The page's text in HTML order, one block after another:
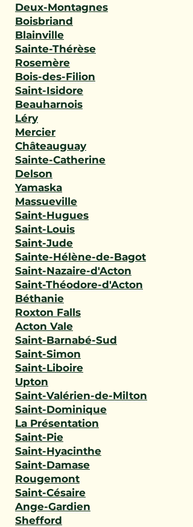
Deux-Montagnes
Boisbriand
Blainville
Sainte-Thérèse
Rosemère
Bois-des-Filion
Saint-Isidore
Beauharnois
Léry
Mercier
Châteauguay
Sainte-Catherine
Delson
Yamaska
Massueville
Saint-Hugues
Saint-Louis
Saint-Jude
Sainte-Hélène-de-Bagot
Saint-Nazaire-d'Acton
Saint-Théodore-d'Acton
Béthanie
Roxton Falls
Acton Vale
Saint-Barnabé-Sud
Saint-Simon
Saint-Liboire
Upton
Saint-Valérien-de-Milton
Saint-Dominique
La Présentation
Saint-Pie
Saint-Hyacinthe
Saint-Damase
Rougemont
Saint-Césaire
Ange-Gardien
Shefford